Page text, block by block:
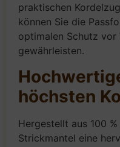
praktischen
können Sie die
optimalen Schutz vor
gewährleisten.
höchsten
Hergestellt aus 100
Strickmantel eine